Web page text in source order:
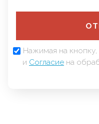
Нажимая на
и Согласие на